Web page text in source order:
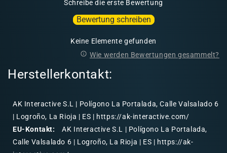
Schreibe die erste Bewertung
Bewertung schreiben
Keine Elemente gefunden
Wie werden Bewertungen gesammelt?
Herstellerkontakt:
AK Interactive S.L | Polígono La Portalada, Calle Valsalado 6
| Logroño, La Rioja | ES | https://ak-interactive.com/
EU-Kontakt:
AK Interactive S.L | Polígono La Portalada,
Calle Valsalado 6 | Logroño, La Rioja | ES | https://ak-